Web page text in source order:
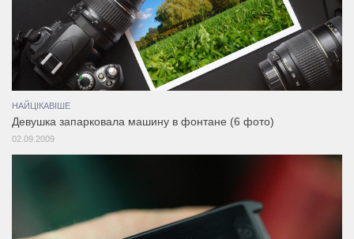
НАЙЦІКАВІШЕ
Девушка запарковала машину в фонтане (6 фото)
02.09.2009